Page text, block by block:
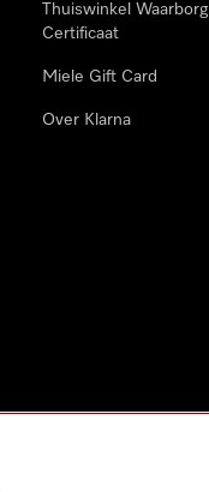
Thuiswinkel Waarborg
Certificaat
Miele Gift Card
Over Klarna